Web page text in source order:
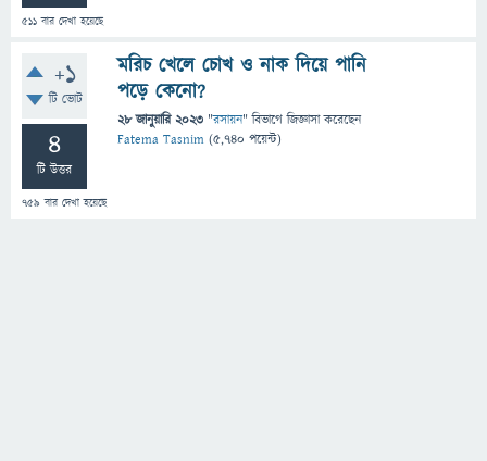
511 বার দেখা হয়েছে
+1
টি ভোট
4
টি উত্তর
759 বার দেখা হয়েছে
মরিচ খেলে চোখ ও নাক দিয়ে পানি
পড়ে কেনো?
28 জানুয়ারি 2023 "রসায়ন" বিভাগে জিজ্ঞাসাকরেছেন
Fatema Tasnim (5,740 পয়েন্ট)